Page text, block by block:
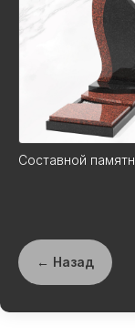
Составной
← Назад